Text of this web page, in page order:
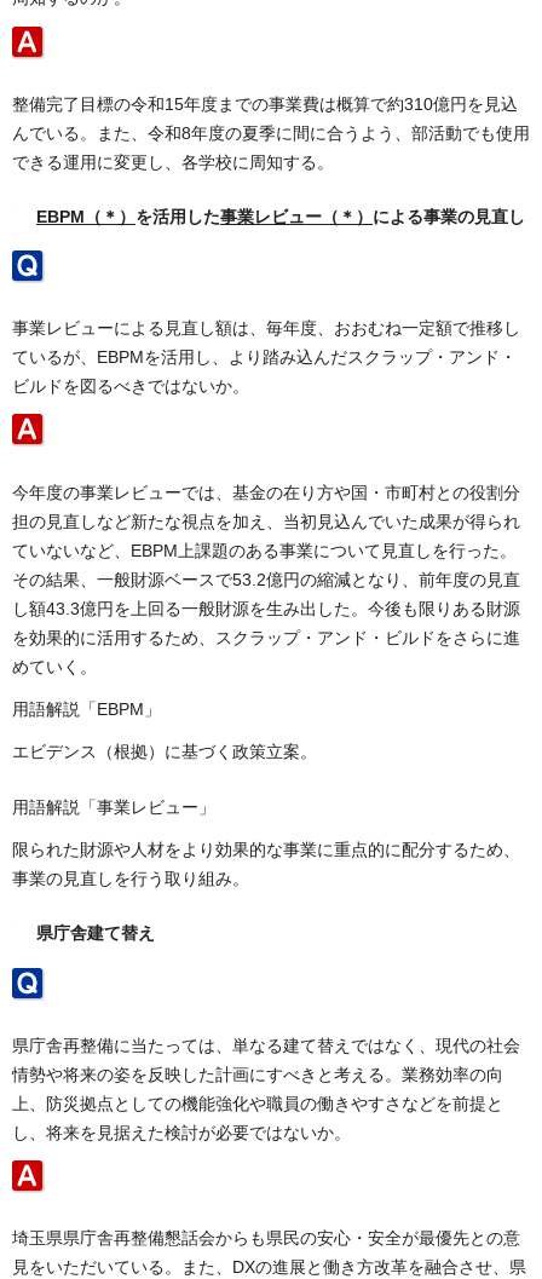
整備完了目標の令和15年度までの事業費は概算で約310億円を見込
んでいる。また、令和8年度の夏季に間に合うよう、部活動でも使用
できる運用に変更し、各学校に周知する。
EBPM（＊） を活用した事業レビュー（＊） による事業の見直し
事業レビューによる見直し額は、毎年度、おおむね一定額で推移し
ているが、EBPMを活用し、より踏み込んだスクラップ・アンド・
ビルドを図るべきではないか。
今年度の事業レビューでは、基金の在り方や国・市町村との役割分
担の見直しなど新たな視点を加え、当初見込んでいた成果が得られ
ていないなど、EBPM上課題のある事業について見直しを行った。
その結果、一般財源ベースで53.2億円の縮減となり、前年度の見直
し額43.3億円を上回る一般財源を生み出した。今後も限りある財源
を効果的に活用するため、スクラップ・アンド・ビルドをさらに進
めていく。
用語解説「EBPM」
エビデンス（根拠）に基づく政策立案。
用語解説「事業レビュー」
限られた財源や人材をより効果的な事業に重点的に配分するため、
事業の見直しを行う取り組み。
県庁舎建て替え
県庁舎再整備に当たっては、単なる建て替えではなく、現代の社会
情勢や将来の姿を反映した計画にすべきと考える。業務効率の向
上、防災拠点としての機能強化や職員の働きやすさなどを前提と
し、将来を見据えた検討が必要ではないか。
埼玉県県庁舎再整備懇話会からも県民の安心・安全が最優先との意
見をいただいている。また、DXの進展と働き方改革を融合させ、県